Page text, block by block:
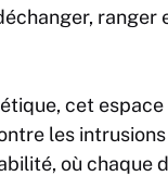
cet
les
où chaque